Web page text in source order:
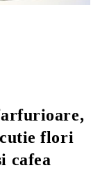
flori
cafea